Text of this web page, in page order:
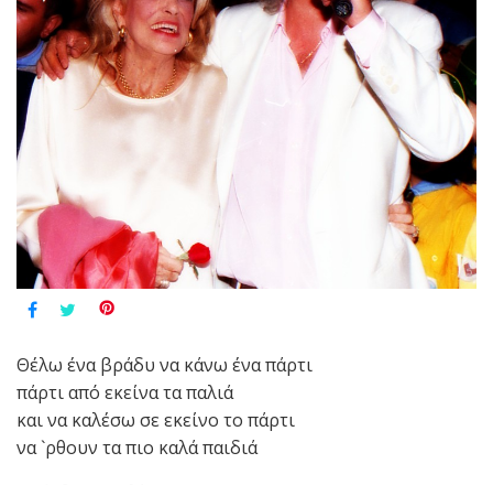
Θέλω ένα βράδυ να κάνω ένα πάρτι
πάρτι από εκείνα τα παλιά
και να καλέσω σε εκείνο το πάρτι
να `ρθουν τα πιο καλά παιδιά